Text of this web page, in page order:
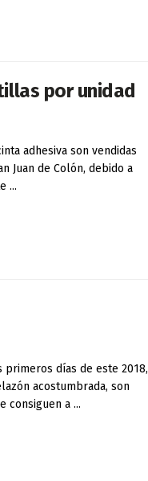
por unidad
adhesiva son vendidas
Juan de Colón, debido a
...
días de este 2018,
acostumbrada, son
consiguen a ...